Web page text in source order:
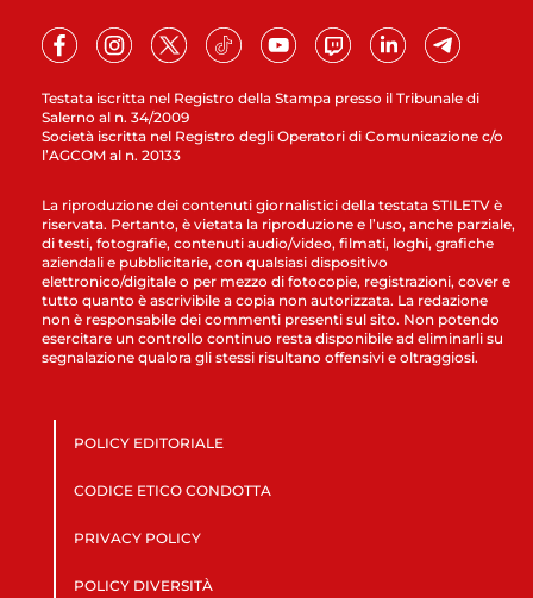
Testata iscritta nel Registro della Stampa presso il Tribunale di
Salerno al n. 34/2009
Società iscritta nel Registro degli Operatori di Comunicazione c/o
l’AGCOM al n. 20133
La riproduzione dei contenuti giornalistici della testata STILETV è
riservata. Pertanto, è vietata la riproduzione e l’uso, anche parziale,
di testi, fotografie, contenuti audio/video, filmati, loghi, grafiche
aziendali e pubblicitarie, con qualsiasi dispositivo
elettronico/digitale o per mezzo di fotocopie, registrazioni, cover e
tutto quanto è ascrivibile a copia non autorizzata. La redazione
non è responsabile dei commenti presenti sul sito. Non potendo
esercitare un controllo continuo resta disponibile ad eliminarli su
segnalazione qualora gli stessi risultano offensivi e oltraggiosi.
POLICY EDITORIALE
CODICE ETICO CONDOTTA
PRIVACY POLICY
POLICY DIVERSITÀ